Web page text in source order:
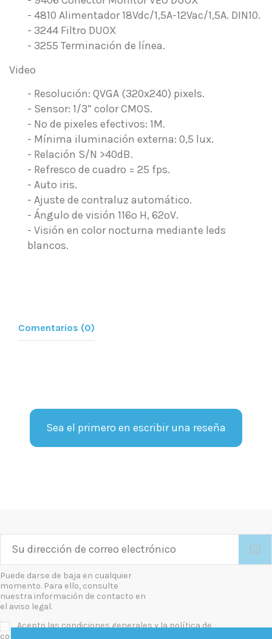
- 4810 Alimentador 18Vdc/1,5A-12Vac/1,5A. DIN10.
- 3244 Filtro DUOX
- 3255 Terminación de línea.
Video
- Resolución: QVGA (320x240) pixels.
- Sensor: 1/3” color CMOS.
- Nº de pixeles efectivos: 1M.
- Mínima iluminación externa: 0,5 lux.
- Relación S/N >40dB.
- Refresco de cuadro = 25 fps.
- Auto iris.
- Ajuste de contraluz automático.
- Ángulo de visión 116º H, 62ºV.
- Visión en color nocturna mediante leds
blancos.
Comentarios (0)
Sea el primero en escribir una reseña
Puede darse de baja en cualquier
momento. Para ello, consulte
nuestra información de contacto en
el aviso legal.
Acepto las condiciones generales y la política de
confidencialidad